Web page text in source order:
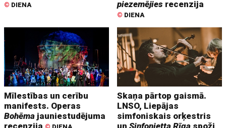
© DIENA
piezemējies recenzija
© DIENA
Mīlestības un cerību
manifests. Operas
Bohēma jauniestudējuma
Skaņa pārtop gaismā.
LNSO, Liepājas
simfoniskais orķestris